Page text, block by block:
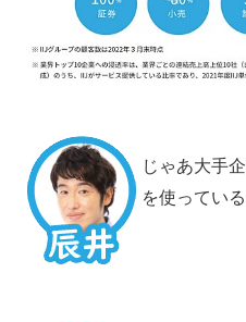
じゃあ大手
を使ってい